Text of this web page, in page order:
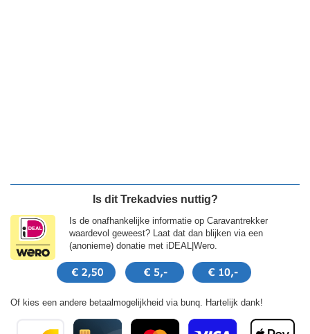
Is dit Trekadvies nuttig?
Is de onafhankelijke informatie op Caravantrekker
waardevol geweest? Laat dat dan blijken via een
(anonieme) donatie met iDEAL|Wero.
Of kies een andere betaalmogelijkheid via bunq. Hartelijk dank!